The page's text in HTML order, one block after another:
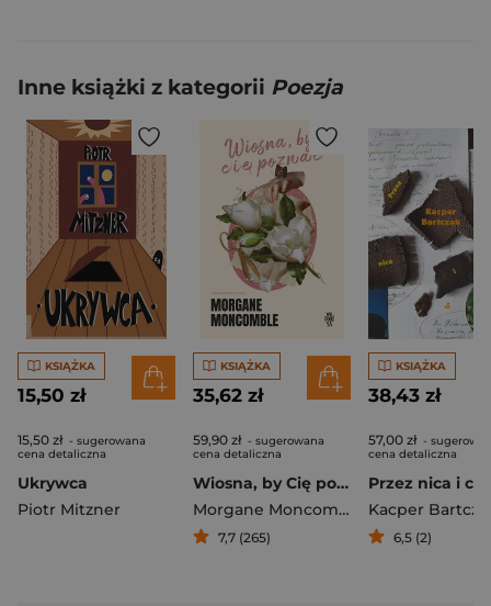
Inne książki z kategorii Poezja
KSIĄŻKA
15,50 zł
15,50 zł - sugerowana
cena detaliczna
Ukrywca
Piotr Mitzner
KSIĄŻKA
35,62 zł
59,90 zł - sugerowana
cena detaliczna
Wiosna, by Cię poznać
Morgane Moncomble
7,7 (265)
KSIĄŻKA
38,43 zł
57,00 zł -
cena detaliczna
Przez nica i
Kacper
6,5 (2)